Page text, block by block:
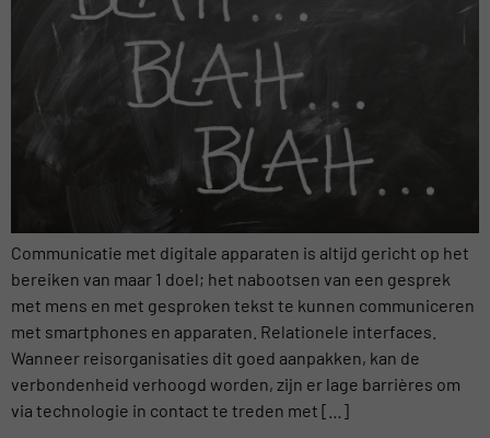
Communicatie met digitale apparaten is altijd gericht op het
bereiken van maar 1 doel; het nabootsen van een gesprek
met mens en met gesproken tekst te kunnen communiceren
met smartphones en apparaten. Relationele interfaces.
Wanneer reisorganisaties dit goed aanpakken, kan de
verbondenheid verhoogd worden, zijn er lage barrières om
via technologie in contact te treden met […]